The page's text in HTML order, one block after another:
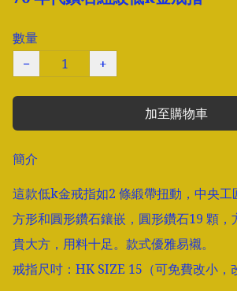
數量
−
+
加至購物車
簡介
這款低k金戒指如2 條緞帶扭動，中央工
方形和圓形鑽石鑲嵌，圓形鑽石19 顆，
貴大方，用料十足。款式優雅易襯。
戒指尺吋：HK SIZE 15（可免費改小，